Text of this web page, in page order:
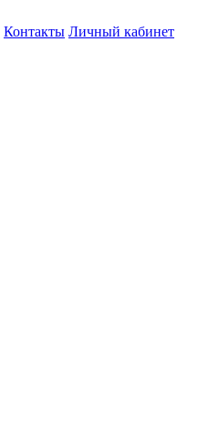
Контакты Личный кабинет